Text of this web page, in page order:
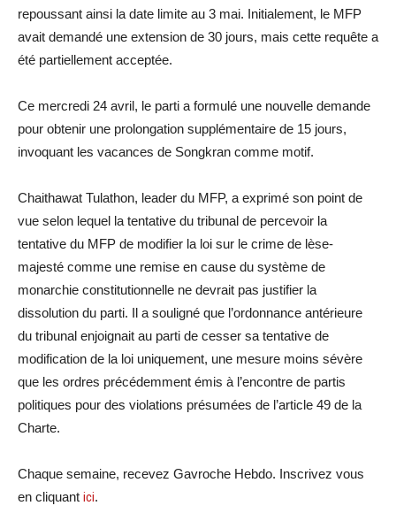
repoussant ainsi la date limite au 3 mai. Initialement, le MFP
avait demandé une extension de 30 jours, mais cette requête a
été partiellement acceptée.
Ce mercredi 24 avril, le parti a formulé une nouvelle demande
pour obtenir une prolongation supplémentaire de 15 jours,
invoquant les vacances de Songkran comme motif.
Chaithawat Tulathon, leader du MFP, a exprimé son point de
vue selon lequel la tentative du tribunal de percevoir la
tentative du MFP de modifier la loi sur le crime de lèse-
majesté comme une remise en cause du système de
monarchie constitutionnelle ne devrait pas justifier la
dissolution du parti. Il a souligné que l’ordonnance antérieure
du tribunal enjoignait au parti de cesser sa tentative de
modification de la loi uniquement, une mesure moins sévère
que les ordres précédemment émis à l’encontre de partis
politiques pour des violations présumées de l’article 49 de la
Charte.
Chaque semaine, recevez Gavroche Hebdo. Inscrivez vous
en cliquant ici.